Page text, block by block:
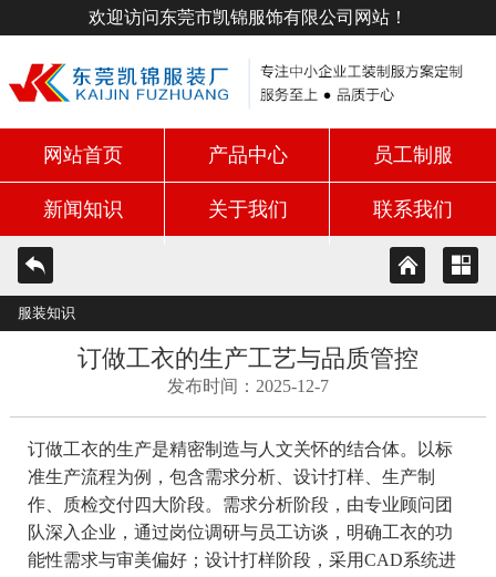
欢迎访问东莞市凯锦服饰有限公司网站！
网站首页 产品中心 员工制服
新闻知识 关于我们 联系我们
服装知识
订做工衣的生产工艺与品质管控
发布时间：2025-12-7
订做工衣的生产是精密制造与人文关怀的结合体。以标
准生产流程为例，包含需求分析、设计打样、生产制
作、质检交付四大阶段。需求分析阶段，由专业顾问团
队深入企业，通过岗位调研与员工访谈，明确工衣的功
能性需求与审美偏好；设计打样阶段，采用CAD系统进